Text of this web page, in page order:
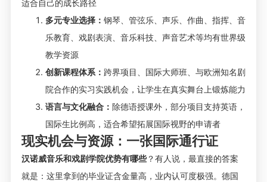
适合自己的成长路径
多元专业选择： 钢琴、管弦乐、声乐、作曲、指挥、音
乐教育、戏剧表演、音乐科技、声音艺术等均有世界级
教学资源
创新课程体系： 跨界项目、国际大师班、与欧洲知名剧
院合作的实习实践机会，让学生在真实舞台上锻炼能力
语言与文化融合： 除德语授课外，部分项目支持英语，
国际生比例高，适合希望拓展国际视野的申请者
现实机会与资源：一张国际通行证
汉诺威音乐和戏剧学院优势有哪些？有人说，最直接的答案
就是：这里拿到的毕业证含金量高，业内认可度极强。德国